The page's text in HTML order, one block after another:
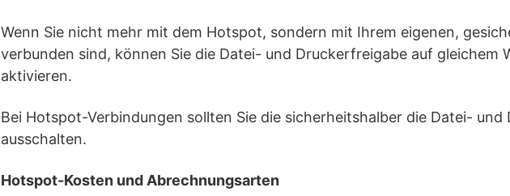
Wenn Sie nicht mehr mit dem Hotspot, sondern mit Ihrem eigenen,
verbunden sind, können Sie die Datei- und Druckerfreigabe auf gleichem
aktivieren.
Bei Hotspot-Verbindungen sollten Sie die sicherheitshalber die Datei- und
ausschalten.
Hotspot-Kosten und Abrechnungsarten